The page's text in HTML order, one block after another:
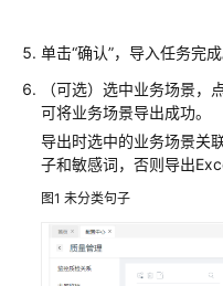
单击“确认”，导入任务完成
（可选）选中业务场景，
可将业务场景导出成功。
导出时选中的业务场景关
子和敏感词，否则导出
图1 未分类句子